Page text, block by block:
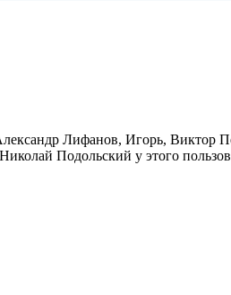
Лифанов, Игорь, Виктор
Николай Подольский у этого